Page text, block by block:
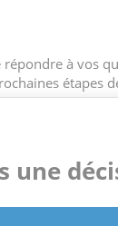
à vos
étapes
une